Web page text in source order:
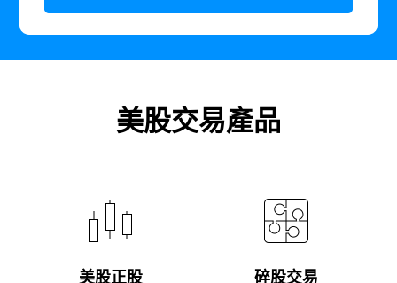
美股交易產品
美股正股 碎股交易